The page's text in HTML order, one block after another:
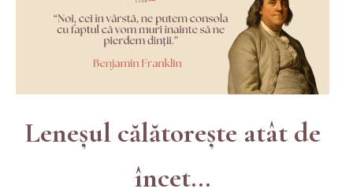
Leneșul călătorește atât de
încet...